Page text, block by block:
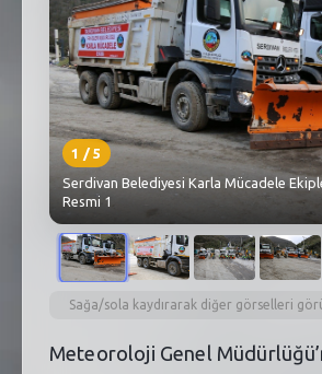
1 /5
Serdivan Belediyesi Karla Mücadele
Resmi 1
Sağa/sola kaydırarak diğer görselleri
Meteoroloji Genel
SEBİK
E NÖBETÇI
SABSIS - AFET
TRAFIKPARK
PARKLAR
PAZAR YERLERI
ATIK YÖNETIM